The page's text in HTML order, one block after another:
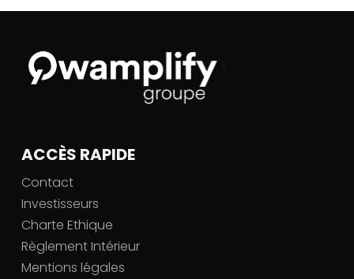
ACCÈS RAPIDE
Contact
Investisseurs
Charte Ethique
Règlement Intérieur
Mentions légales